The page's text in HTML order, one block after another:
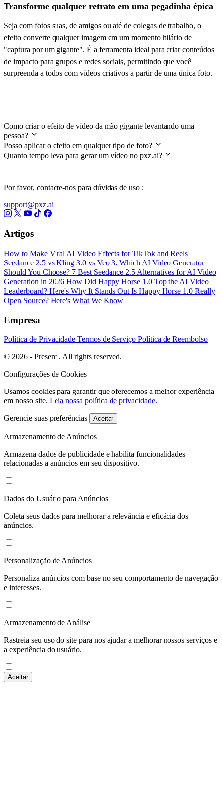
Transforme qualquer retrato em uma pegadinha épica
Seja com fotos suas, de amigos ou até de colegas de trabalho, o
efeito converte qualquer imagem em um momento hilário de
"captura por um gigante". É a ferramenta ideal para criar conteúdos
de impacto para grupos e redes sociais, permitindo que você
surpreenda a todos com vídeos criativos a partir de uma única foto.
Como criar o efeito de vídeo da mão gigante levantando uma
pessoa?
Posso aplicar o efeito em qualquer tipo de foto?
Quanto tempo leva para gerar um vídeo no pxz.ai?
Por favor, contacte-nos para dúvidas de uso :
support@pxz.ai
Artigos
How to Make Viral AI Video Effects for TikTok and Reels
Seedance 2.5 vs Kling 3.0 vs Veo 3: Which AI Video Generator
Should You Choose? 7 Best Seedance 2.5 Alternatives for AI Video
Generation in 2026 How Did Happy Horse 1.0 Top the AI Video
Leaderboard? Here's Why It Stands Out Is Happy Horse 1.0 Really
Open Source? Here's What We Know
Empresa
Política de Privacidade Termos de Serviço Política de Reembolso
© 2026 - Present . All rights reserved.
Configurações de Cookies
Usamos cookies para garantir que oferecemos a melhor experiência
em nosso site. Leia nossa política de privacidade.
Gerencie suas preferências Aceitar
Armazenamento de Anúncios
Armazena dados de publicidade e habilita funcionalidades
relacionadas a anúncios em seu dispositivo.
Dados do Usuário para Anúncios
Coleta seus dados para melhorar a relevância e eficácia dos
anúncios.
Personalização de Anúncios
Personaliza anúncios com base no seu comportamento de navegação
e interesses.
Armazenamento de Análise
Rastreia seu uso do site para nos ajudar a melhorar nossos serviços e
a experiência do usuário.
Aceitar